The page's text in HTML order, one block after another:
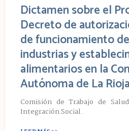
Dictamen sobre el
Decreto de
de funcionamiento
industrias y
alimentarios en la
Autónoma de La Rioja
Comisión de Trabajo de
Integración Social.